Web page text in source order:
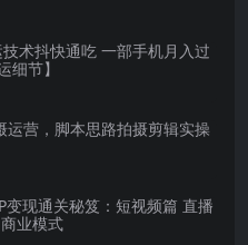
术抖快通吃 一部手机月入过
细节】
运营，脚本思路拍摄剪辑实操
变现通关秘笈：短视频篇 直播
业模式